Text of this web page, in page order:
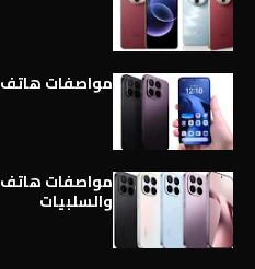
مواصفات هاتف Xiaomi 17T Pro كاملة
والسلبيات